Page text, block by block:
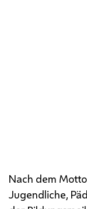
Nach dem
Jugendliche,